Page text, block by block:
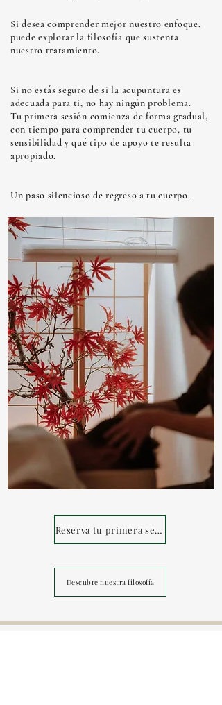
Si desea comprender mejor nuestro enfoque,
puede explorar la filosofía que sustenta
nuestro tratamiento.
Si no estás seguro de si la acupuntura es
adecuada para ti, no hay ningún problema.
Tu primera sesión comienza de forma gradual,
con tiempo para comprender tu cuerpo, tu
sensibilidad y qué tipo de apoyo te resulta
apropiado.
Un paso silencioso de regreso a tu cuerpo.
Reserva tu primera sesión
Descubre nuestra filosofía